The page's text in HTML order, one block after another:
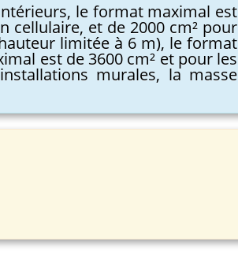
le format maximal est
cellulaire, et de 2000 cm² pour
limitée à 6 m), le format
est de 3600 cm² et pour les
murales, la masse